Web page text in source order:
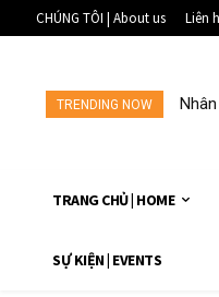
CHÚNG TÔI | About us Liên
TRENDING NOW
TRANG CHỦ | HOME
SỰ KIỆN | EVENTS